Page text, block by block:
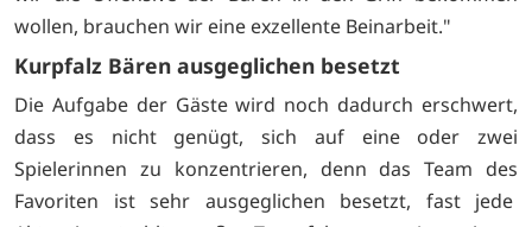
wollen, brauchen wir eine exzellente Beinarbeit."
Kurpfalz Bären ausgeglichen besetzt
Die Aufgabe der Gäste wird noch dadurch erschwert,
dass es nicht genügt, sich auf eine oder zwei
Spielerinnen zu konzentrieren, denn das Team des
Favoriten ist sehr ausgeglichen besetzt, fast jede